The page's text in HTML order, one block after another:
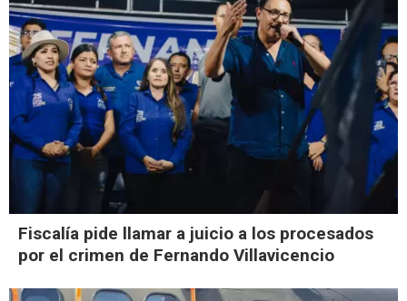
Fiscalía pide llamar a juicio a los procesados
por el crimen de Fernando Villavicencio